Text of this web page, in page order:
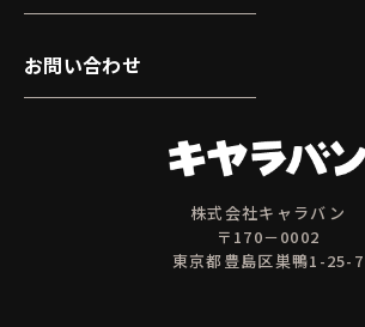
株式会社キャラバン
〒170－0002
東京都豊島区巣鴨1-25-7
お問い合わせ